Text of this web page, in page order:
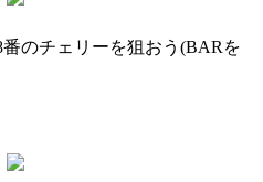
のチェリーを狙おう(BARを